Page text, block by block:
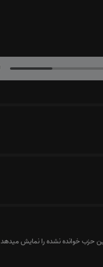
حزب خوانده نشده را نمایش میدهد